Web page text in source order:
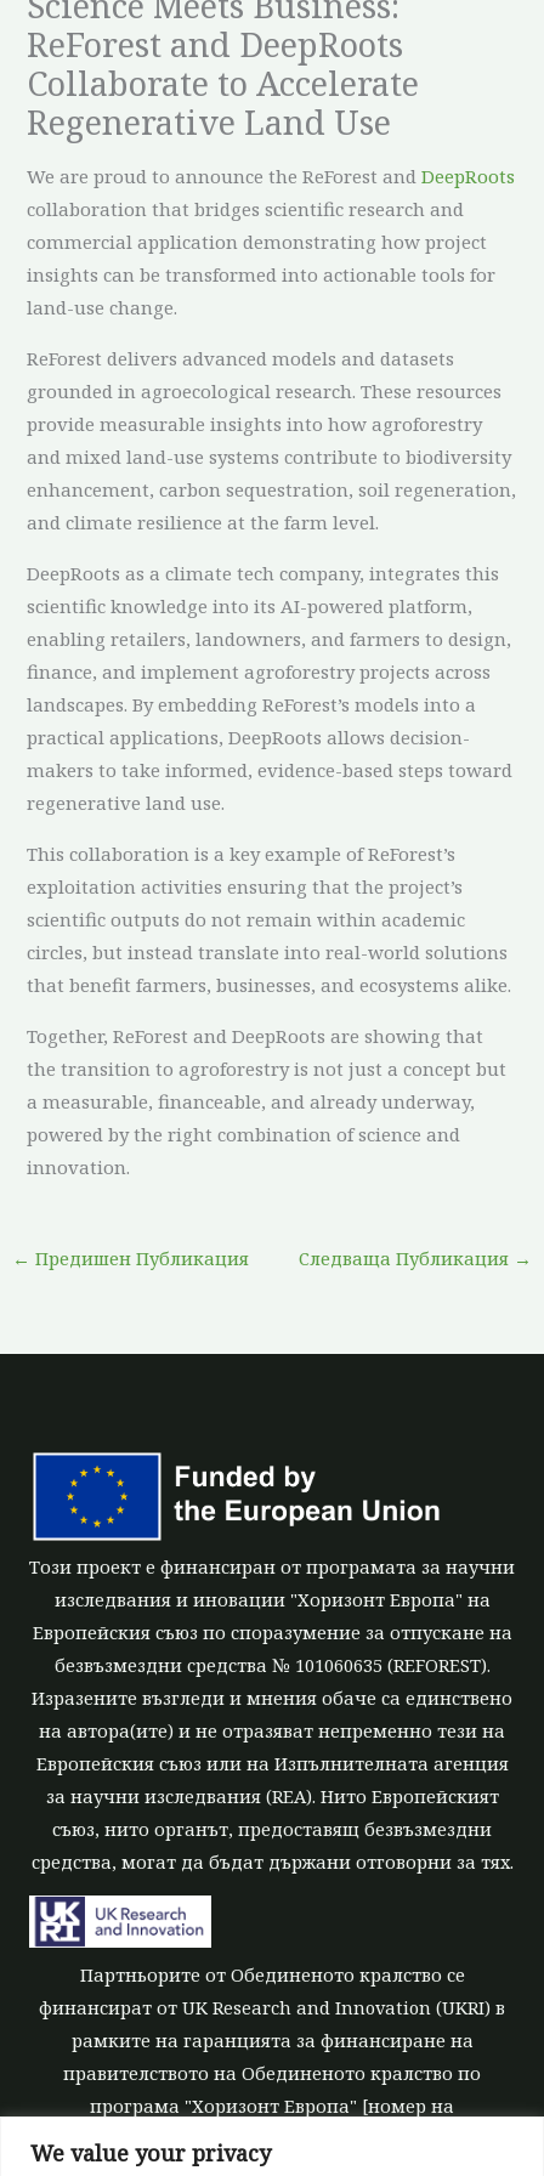
We value your privacy
ReForest and DeepRoots
Collaborate to Accelerate
Regenerative Land Use
We are proud to announce the ReForest andDeepRoots
collaboration that bridges scientific research and
commercial application demonstrating how project
insights can be transformed into actionable tools for
land-use change.
ReForest delivers advanced models and datasets
grounded in agroecological research. These resources
provide measurable insights into how agroforestry
and mixed land-use systems contribute to biodiversity
enhancement, carbon sequestration, soil regeneration,
and climate resilience at the farm level.
DeepRoots as a climate tech company, integrates this
scientific knowledge into its AI-powered platform,
enabling retailers, landowners, and farmers to design,
finance, and implement agroforestry projects across
landscapes. By embedding ReForest’s models into a
practical applications, DeepRoots allows decision-
makers to take informed, evidence-based steps toward
regenerative land use.
This collaboration is a key example of ReForest’s
exploitation activities ensuring that the project’s
scientific outputs do not remain within academic
circles, but instead translate into real-world solutions
that benefit farmers, businesses, and ecosystems alike.
Together, ReForest and DeepRoots are showing that
the transition to agroforestry is not just a concept but
a measurable, financeable, and already underway,
powered by the right combination of science and
innovation.
← Предишен Публикация Следваща Публикация →
Този проект е финансиран от програмата за научни
изследвания и иновации "Хоризонт Европа" на
Европейския съюз по споразумение за отпускане на
безвъзмездни средства № 101060635 (REFOREST).
Изразените възгледи и мнения обаче са единствено
на автора(ите) и не отразяват непременно тези на
Европейския съюз или на Изпълнителната агенция
за научни изследвания (REA). Нито Европейският
съюз, нито органът, предоставящ безвъзмездни
средства, могат да бъдат държани отговорни за тях.
Партньорите от Обединеното кралство се
финансират от UK Research and Innovation (UKRI) в
рамките на гаранцията за финансиране на
правителството на Обединеното кралство по
програма "Хоризонт Европа" [номер на
безвъзмездните средства 10039700].